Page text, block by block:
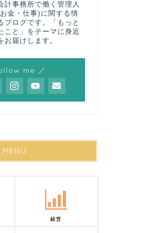
計事務所で働く管理人
金・仕事)に関する情
ブログです。「もっと
こと」をテーマに身近
お届けします。
me ／
MENU
経営